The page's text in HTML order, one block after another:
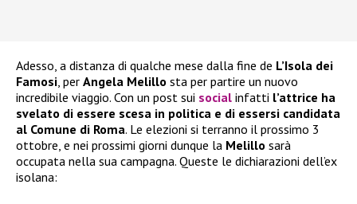
Adesso, a distanza di qualche mese dalla fine de L’Isola dei
Famosi , per Angela Melillo sta per partire un nuovo
incredibile viaggio. Con un post sui social infatti l’attrice ha
svelato di essere scesa in politica e di essersi candidata
al Comune di Roma. Le elezioni si terranno il prossimo 3
ottobre, e nei prossimi giorni dunque la Melillo sarà
occupata nella sua campagna. Queste le dichiarazioni dell’ex
isolana: